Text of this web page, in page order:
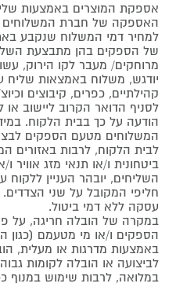
אספקת המוצרים באמצעות
האספקה של חברת
למחיר דמי המשלוח שנקבע
של הספקים בהן מתבצעת
מרוחקים/ מעבר לקו הירוק,
יודגש, משלוח באמצאות שליח
קהילתיים, כפרים, קיבוצים
לסניף הדואר הקרוב ליישוב או
הודעה על כך בבית הלקוח.
המשלוחים מטעם הספקים
לבית הלקוח, לרבות באזורים
ביטחונית ו/או תנאי מזג אוויר
השליחים, יובהר העניין ללקוח
חליפי המקובל על שני
עסקה ללא דמי ביטול.
במקרה של הובלה חריגה, על
הספקים ו/או מי מטעמם (כגון
באמצעות מדרגות או מעלית,
לביצועה או הובלה לקומות
במלואה, לרבות שימוש במנוף